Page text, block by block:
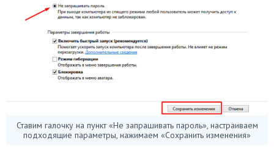
Ставим галочку на пункт «Не запрашивать пароль», настраиваем
подходящие параметры, нажимаем «Сохранить изменения»